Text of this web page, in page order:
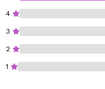
mobilità nelle tue
Dimensioni chiuso: 30
Dimensioni aperto: 45
*Prodotti
4
3
2
1